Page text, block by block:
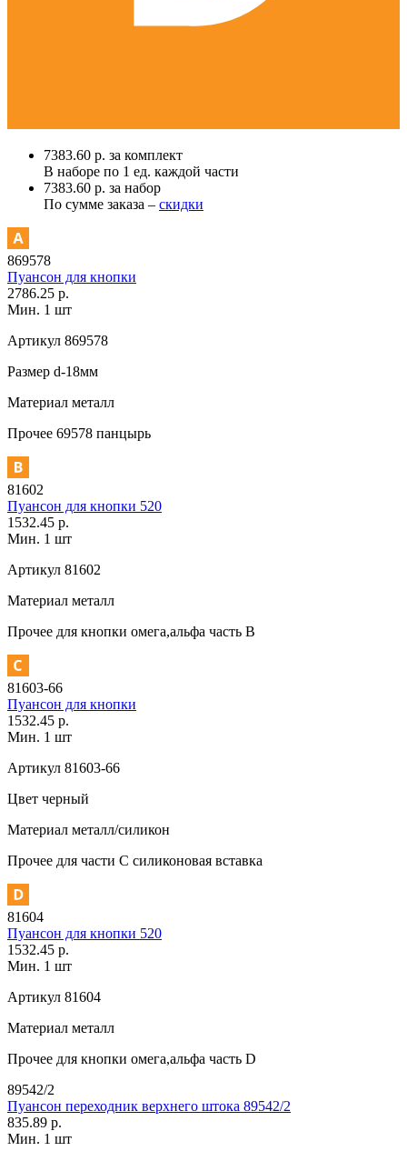
7383.60 р. за комплект
В наборе по 1 ед. каждой части
7383.60 р. за набор
По сумме заказа – скидки
869578
Пуансон для кнопки
2786.25 р.
Мин. 1 шт
Артикул 869578
Размер d-18мм
Материал металл
Прочее 69578 панцырь
81602
Пуансон для кнопки 520
1532.45 р.
Мин. 1 шт
Артикул 81602
Материал металл
Прочее для кнопки омега,альфа часть В
81603-66
Пуансон для кнопки
1532.45 р.
Мин. 1 шт
Артикул 81603-66
Цвет черный
Материал металл/силикон
Прочее для части C силиконовая вставка
81604
Пуансон для кнопки 520
1532.45 р.
Мин. 1 шт
Артикул 81604
Материал металл
Прочее для кнопки омега,альфа часть D
89542/2
Пуансон переходник верхнего штока 89542/2
835.89 р.
Мин. 1 шт